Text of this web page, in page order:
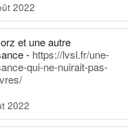
2022
et une autre
- https://lvsl.fr/une-
qui-ne-nuirait-pas-
2022